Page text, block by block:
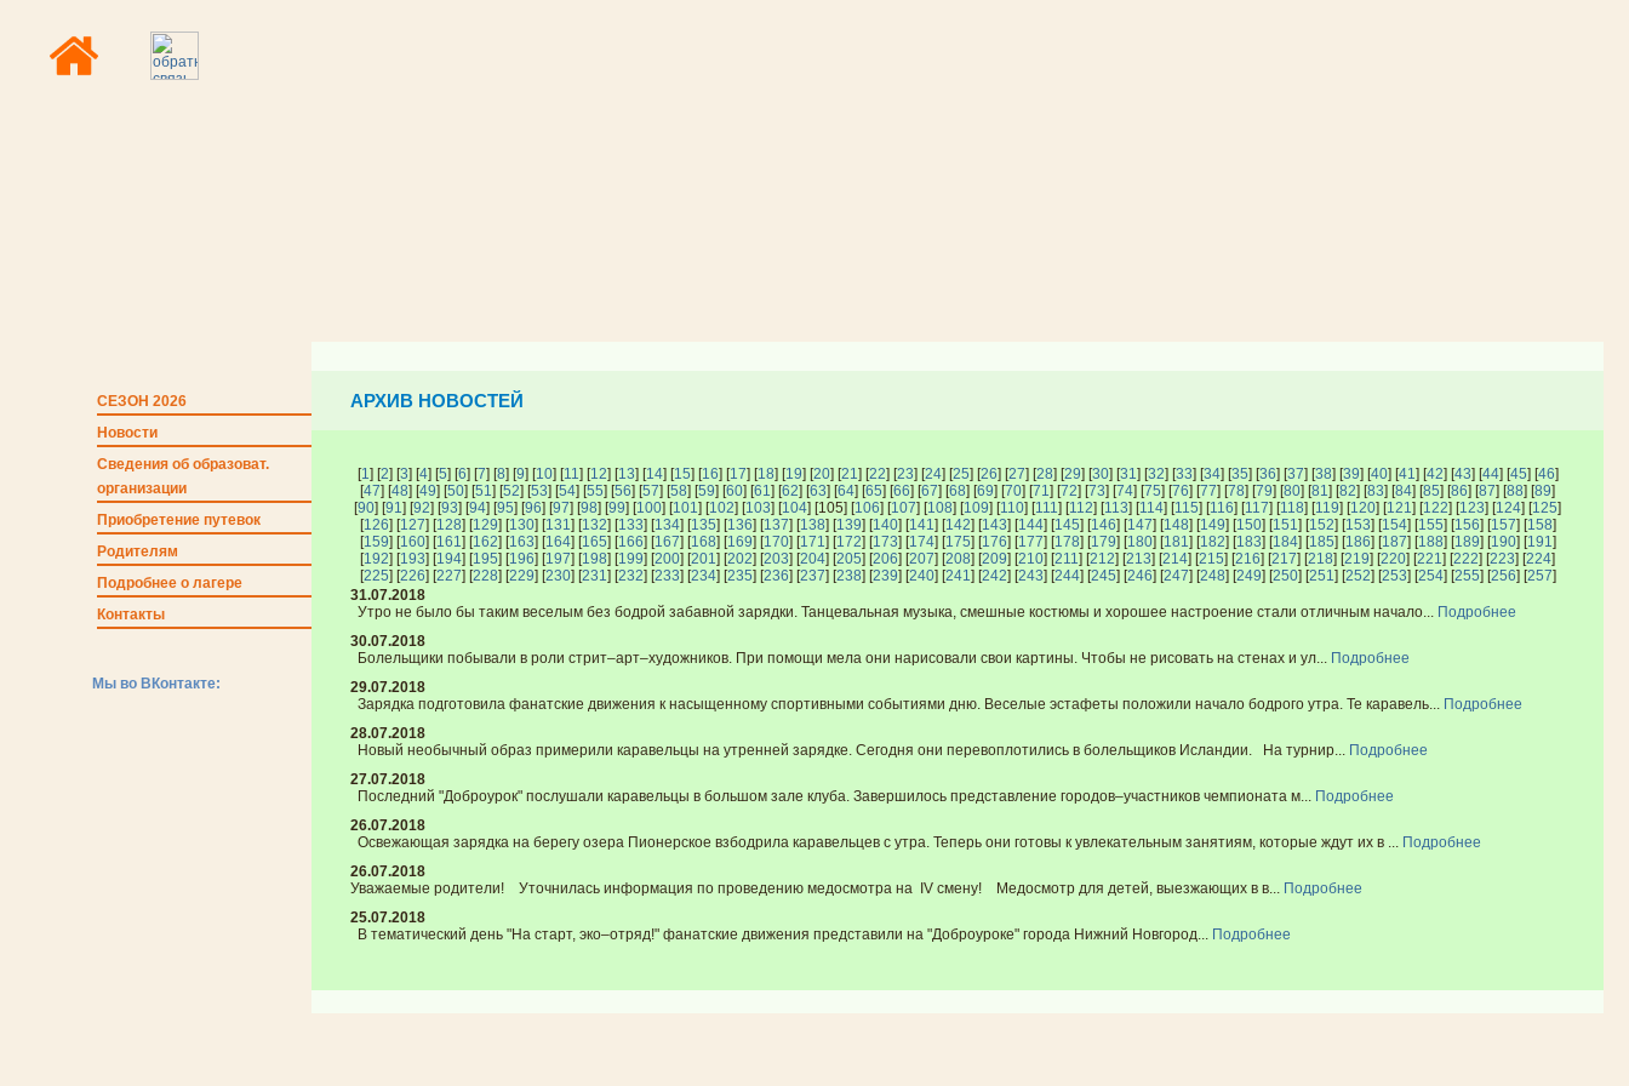
СЕЗОН 2026
Новости
Сведения об образоват.
организации
Приобретение путевок
Родителям
Подробнее о лагере
Контакты
Мы во ВКонтакте:
АРХИВ НОВОСТЕЙ
[1] [2] [3] [4] [5] [6] [7] [8] [9] [10] [11] [12] [13] [14] [15] [16] [17] [18] [19] [20] [21] [22] [23] [24] [25] [26] [27] [28] [29] [30] [31] [32] [33] [34] [35] [36] [37] [38] [39] [40] [41] [42] [43] [44] [45] [46]
[47] [48] [49] [50] [51] [52] [53] [54] [55] [56] [57] [58] [59] [60] [61] [62] [63] [64] [65] [66] [67] [68] [69] [70] [71] [72] [73] [74] [75] [76] [77] [78] [79] [80] [81] [82] [83] [84] [85] [86] [87] [88] [89]
[90] [91] [92] [93] [94] [95] [96] [97] [98] [99] [100] [101] [102] [103] [104] [105] [106] [107] [108] [109] [110] [111] [112] [113] [114] [115] [116] [117] [118] [119] [120] [121] [122] [123] [124] [125]
[126] [127] [128] [129] [130] [131] [132] [133] [134] [135] [136] [137] [138] [139] [140] [141] [142] [143] [144] [145] [146] [147] [148] [149] [150] [151] [152] [153] [154] [155] [156] [157] [158]
[159] [160] [161] [162] [163] [164] [165] [166] [167] [168] [169] [170] [171] [172] [173] [174] [175] [176] [177] [178] [179] [180] [181] [182] [183] [184] [185] [186] [187] [188] [189] [190] [191]
[192] [193] [194] [195] [196] [197] [198] [199] [200] [201] [202] [203] [204] [205] [206] [207] [208] [209] [210] [211] [212] [213] [214] [215] [216] [217] [218] [219] [220] [221] [222] [223] [224]
[225] [226] [227] [228] [229] [230] [231] [232] [233] [234] [235] [236] [237] [238] [239] [240] [241] [242] [243] [244] [245] [246] [247] [248] [249] [250] [251] [252] [253] [254] [255] [256] [257]
31.07.2018
Утро не было бы таким веселым без бодрой забавной зарядки. Танцевальная музыка, смешные костюмы и хорошее настроение стали отличным начало... Подробнее
30.07.2018
Болельщики побывали в роли стрит–арт–художников. При помощи мела они нарисовали свои картины. Чтобы не рисовать на стенах и ул... Подробнее
29.07.2018
Зарядка подготовила фанатские движения к насыщенному спортивными событиями дню. Веселые эстафеты положили начало бодрого утра. Те каравель... Подробнее
28.07.2018
Новый необычный образ примерили каравельцы на утренней зарядке. Сегодня они перевоплотились в болельщиков Исландии. На турнир... Подробнее
27.07.2018
Последний "Доброурок" послушали каравельцы в большом зале клуба. Завершилось представление городов–участников чемпионата м... Подробнее
26.07.2018
Освежающая зарядка на берегу озера Пионерское взбодрила каравельцев с утра. Теперь они готовы к увлекательным занятиям, которые ждут их в ... Подробнее
26.07.2018
Уважаемые родители! Уточнилась информация по проведению медосмотра на IV смену! Медосмотр для детей, выезжающих в в... Подробнее
25.07.2018
В тематический день "На старт, эко–отряд!" фанатские движения представили на "Доброуроке" города Нижний Новгород... Подробнее